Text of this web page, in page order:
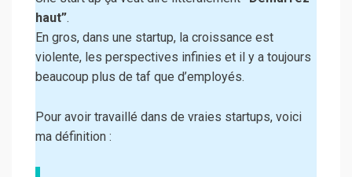
haut”.
En gros, dans une startup, la croissance est
violente, les perspectives infinies et il y a toujours
beaucoup plus de taf que d’employés.
Pour avoir travaillé dans de vraies startups, voici
ma définition :